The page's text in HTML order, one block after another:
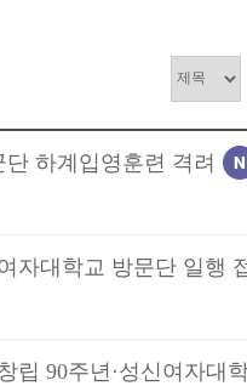
단 하계입영훈련 격려
자대학교 방문단 일행